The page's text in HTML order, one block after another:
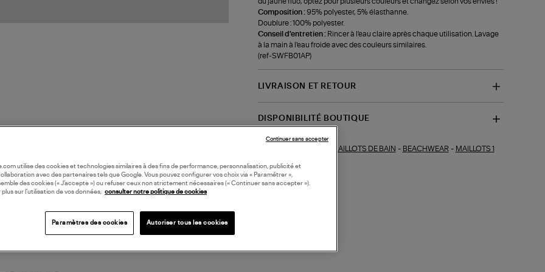
Composition : 95% polyester, 5% élasthanne.
Doublure : 100% polyester.
Conseil d'entretien : Rincer à l'eau claire après chaque utilisation. Lavage
à la main à l'eau froide avec des couleurs similaires.
(ref-SWFB01AP)
LIVRAISON ET RETOUR
DISPONIBILITÉ BOUTIQUE
MAILLOTS DE BAIN - BEACHWEAR- MAILLOTS 1
PIECE
utilise des cookies et technologies similaires à des fins de performance, personnalisation, publicité et
avec des partenaires tels que Google. Vous pouvez configurer vos choix via « Paramétrer »,
des cookies (« J’accepte ») ou refuser ceux non strictement nécessaires (« Continuer sans accepter »).
plus sur l’utilisation de vos données,
consulter notre politique de cookies
Paramètres des cookies Autoriser tous les cookies
Continuer sans accepter